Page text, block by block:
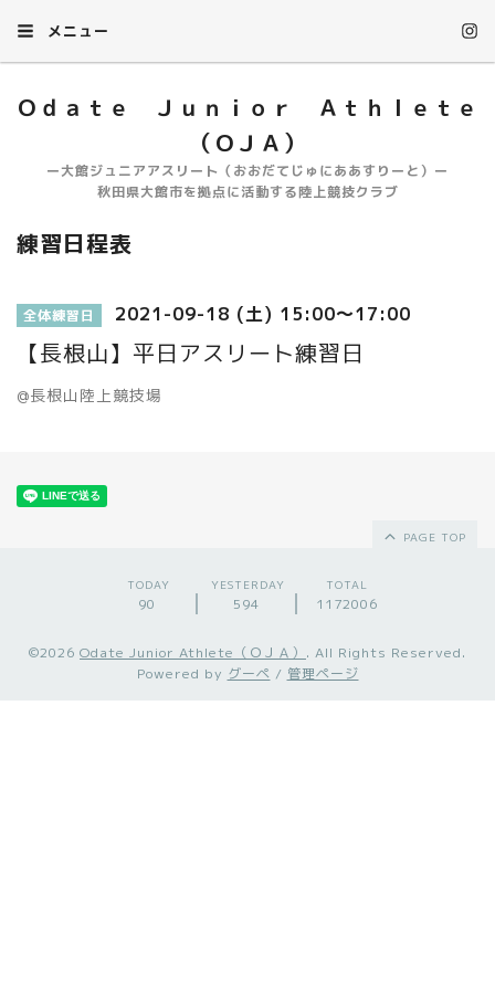
メニュー
Ｏｄａｔｅ Ｊｕｎｉｏｒ Ａｔｈｌｅｔｅ
（ＯＪＡ）
ー大館ジュニアアスリート（おおだてじゅにああすりーと）ー
秋田県大館市を拠点に活動する陸上競技クラブ
練習日程表
全体練習日 2021-09-18 (土) 15:00～17:00
【長根山】平日アスリート練習日
@長根山陸上競技場
PAGE TOP
TODAY
90
YESTERDAY
594
TOTAL
1172006
©2026 Odate Junior Athlete（ＯＪＡ） . All Rights Reserved.
Powered by グーペ / 管理ページ